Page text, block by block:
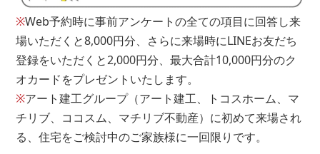
※Web予約時に事前アンケートの全ての項目に回答し来
場いただくと8,000円分、さらに来場時にLINEお友だち
登録をいただくと2,000円分、最大合計10,000円分のク
オカードをプレゼントいたします。
※アート建工グループ（アート建工、トコスホーム、マ
チリブ、ココスム、マチリブ不動産）に初めて来場され
る、住宅をご検討中のご家族様に一回限りです。
残金
円
※もし借り入れがあるとしても住宅ローンは組めます。
お気軽にご相談ください。